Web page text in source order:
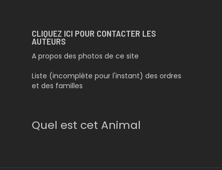
CLIQUEZ ICI POUR CONTACTER LES
AUTEURS
A propos des photos de ce site
Liste (incomplète pour l'instant) des ordres
et des familles
Quel est cet Animal